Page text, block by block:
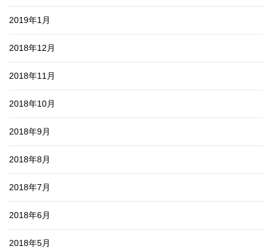
2019年1月
2018年12月
2018年11月
2018年10月
2018年9月
2018年8月
2018年7月
2018年6月
2018年5月